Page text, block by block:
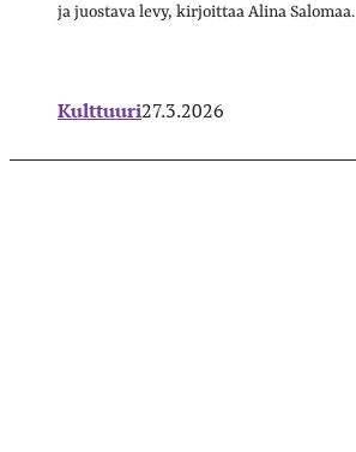
ja juostava levy, kirjoittaa Alina Salomaa.
Kulttuuri27.3.2026